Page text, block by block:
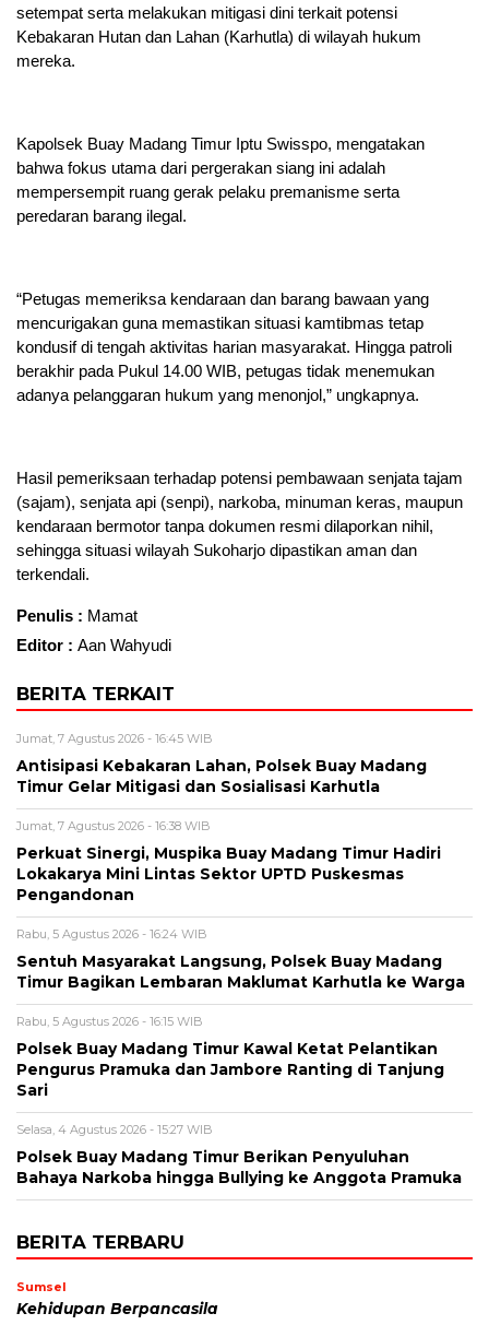
setempat serta melakukan mitigasi dini terkait potensi
Kebakaran Hutan dan Lahan (Karhutla) di wilayah hukum
mereka.
Kapolsek Buay Madang Timur Iptu Swisspo, mengatakan
bahwa fokus utama dari pergerakan siang ini adalah
mempersempit ruang gerak pelaku premanisme serta
peredaran barang ilegal.
“Petugas memeriksa kendaraan dan barang bawaan yang
mencurigakan guna memastikan situasi kamtibmas tetap
kondusif di tengah aktivitas harian masyarakat. Hingga patroli
berakhir pada Pukul 14.00 WIB, petugas tidak menemukan
adanya pelanggaran hukum yang menonjol,” ungkapnya.
Hasil pemeriksaan terhadap potensi pembawaan senjata tajam
(sajam), senjata api (senpi), narkoba, minuman keras, maupun
kendaraan bermotor tanpa dokumen resmi dilaporkan nihil,
sehingga situasi wilayah Sukoharjo dipastikan aman dan
terkendali.
Penulis : Mamat
Editor : Aan Wahyudi
BERITA TERKAIT
Jumat, 7 Agustus 2026 - 16:45 WIB
Antisipasi Kebakaran Lahan, Polsek Buay Madang
Timur Gelar Mitigasi dan Sosialisasi Karhutla
Jumat, 7 Agustus 2026 - 16:38 WIB
Perkuat Sinergi, Muspika Buay Madang Timur Hadiri
Lokakarya Mini Lintas Sektor UPTD Puskesmas
Pengandonan
Rabu, 5 Agustus 2026 - 16:24 WIB
Sentuh Masyarakat Langsung, Polsek Buay Madang
Timur Bagikan Lembaran Maklumat Karhutla ke Warga
Rabu, 5 Agustus 2026 - 16:15 WIB
Polsek Buay Madang Timur Kawal Ketat Pelantikan
Pengurus Pramuka dan Jambore Ranting di Tanjung
Sari
Selasa, 4 Agustus 2026 - 15:27 WIB
Polsek Buay Madang Timur Berikan Penyuluhan
Bahaya Narkoba hingga Bullying ke Anggota Pramuka
BERITA TERBARU
Sumsel
Kehidupan Berpancasila